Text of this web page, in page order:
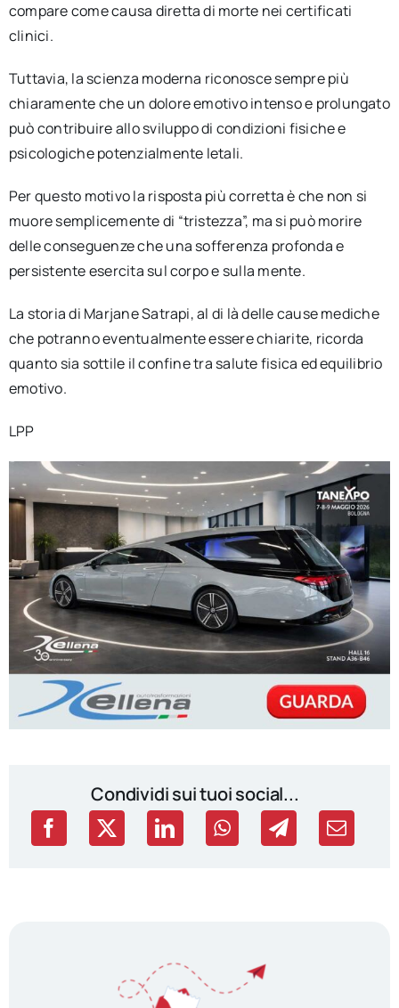
compare come causa diretta di morte nei certificati
clinici.
Tuttavia, la scienza moderna riconosce sempre più
chiaramente che un dolore emotivo intenso e prolungato
può contribuire allo sviluppo di condizioni fisiche e
psicologiche potenzialmente letali.
Per questo motivo la risposta più corretta è che non si
muore semplicemente di “tristezza”, ma si può morire
delle conseguenze che una sofferenza profonda e
persistente esercita sul corpo e sulla mente.
La storia di Marjane Satrapi, al di là delle cause mediche
che potranno eventualmente essere chiarite, ricorda
quanto sia sottile il confine tra salute fisica ed equilibrio
emotivo.
LPP
Condividi sui tuoi social...